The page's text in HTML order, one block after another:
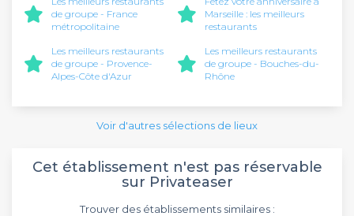
de groupe - France
métropolitaine
Marseille : les meilleurs
restaurants
Les meilleurs restaurants
de groupe - Provence-
Alpes-Côte d'Azur
Les meilleurs restaurants
de groupe - Bouches-du-
Rhône
Voir d'autres sélections de lieux
Cet établissement n'est pas réservable
sur Privateaser
Trouver des établissements similaires :